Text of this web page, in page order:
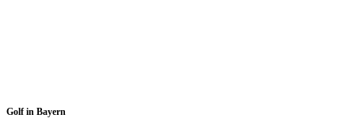
Golf in Bayern